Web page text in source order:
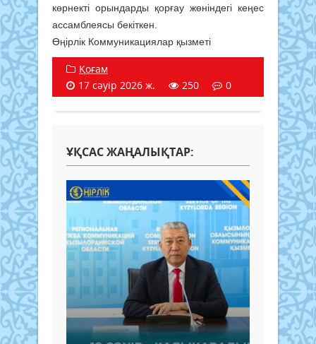
көрнекті орындарды қорғау жөніндегі кеңес
ассамблеясы бекіткен.
Өңірлік Коммуникациялар қызметі
Қоғам
17 сәуір 2026 ж.
250 0
ҰҚСАС ЖАҢАЛЫҚТАР: